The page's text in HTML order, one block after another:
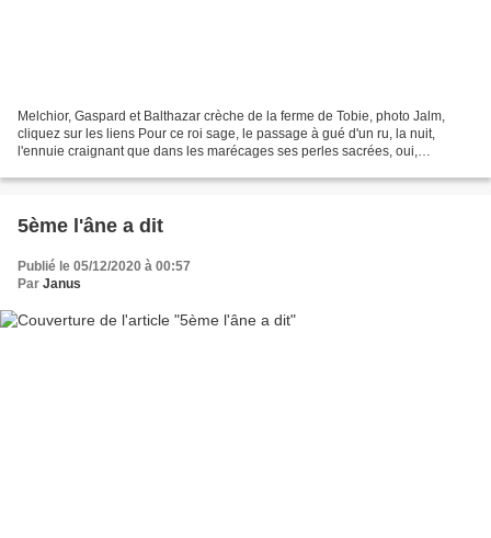
Melchior, Gaspard et Balthazar crèche de la ferme de Tobie, photo Jalm,
cliquez sur les liens Pour ce roi sage, le passage à gué d'un ru, la nuit,
l'ennuie craignant que dans les marécages ses perles sacrées, oui,
5ème l'âne a dit
Publié le 05/12/2020 à 00:57
Par Janus